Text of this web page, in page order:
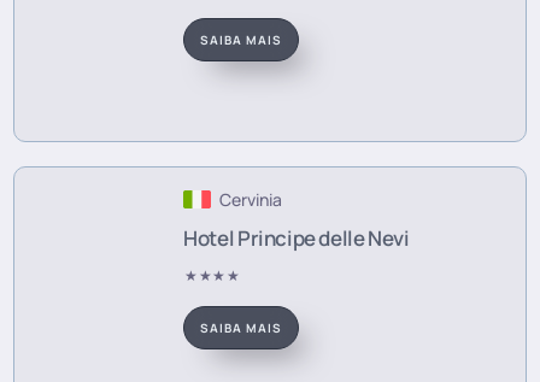
SAIBA MAIS
Cervinia
Hotel Principe delle Nevi
★★★★
SAIBA MAIS